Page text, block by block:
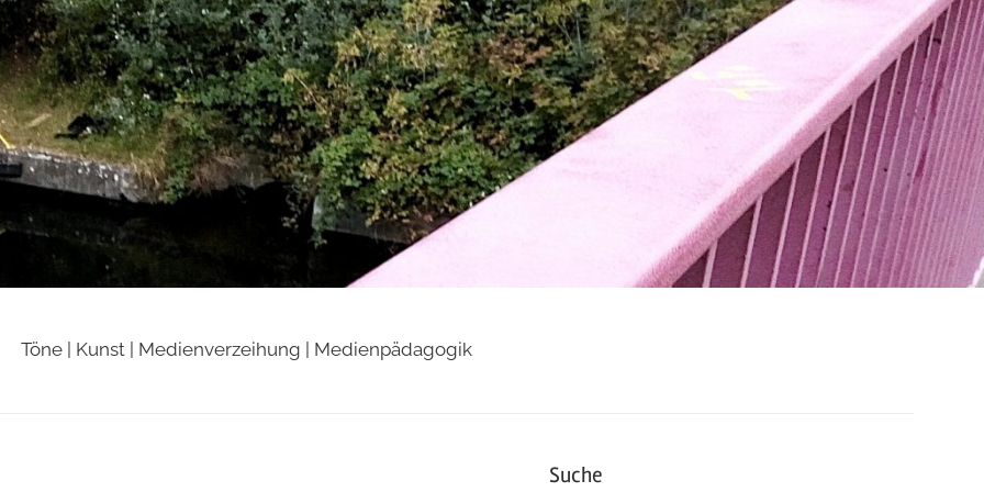
Töne | Kunst | Medienverzeihung | Medienpädagogik
Suche